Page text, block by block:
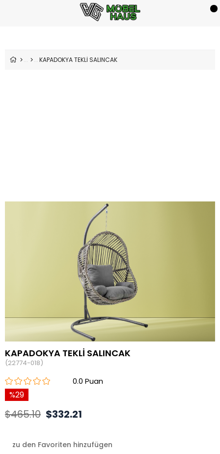
KAPADOKYA TEKLİ SALINCAK
KAPADOKYA TEKLİ SALINCAK
(22774-018)
0.0
29
$465.10 $332.21
zu den Favoriten hinzufügen